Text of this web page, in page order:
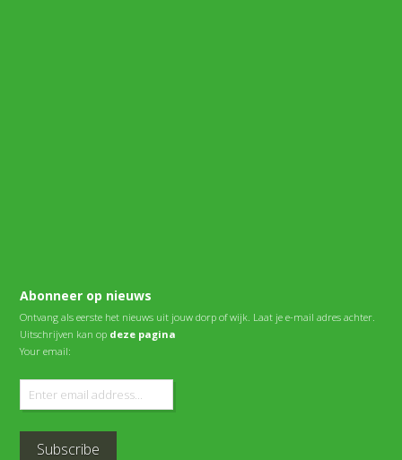
Abonneer op nieuws
Ontvang als eerste het nieuws uit jouw dorp of wijk. Laat je e-mail adres achter.
Uitschrijven kan op deze pagina
Your email: